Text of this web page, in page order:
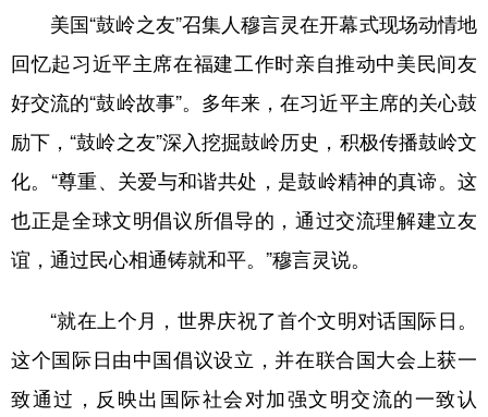
美国“鼓岭之友”召集人穆言灵在开幕式现场动情地
回忆起习近平主席在福建工作时亲自推动中美民间友
好交流的“鼓岭故事”。多年来，在习近平主席的关心鼓
励下，“鼓岭之友”深入挖掘鼓岭历史，积极传播鼓岭文
化。“尊重、关爱与和谐共处，是鼓岭精神的真谛。这
也正是全球文明倡议所倡导的，通过交流理解建立友
谊，通过民心相通铸就和平。”穆言灵说。
“就在上个月，世界庆祝了首个文明对话国际日。
这个国际日由中国倡议设立，并在联合国大会上获一
致通过，反映出国际社会对加强文明交流的一致认